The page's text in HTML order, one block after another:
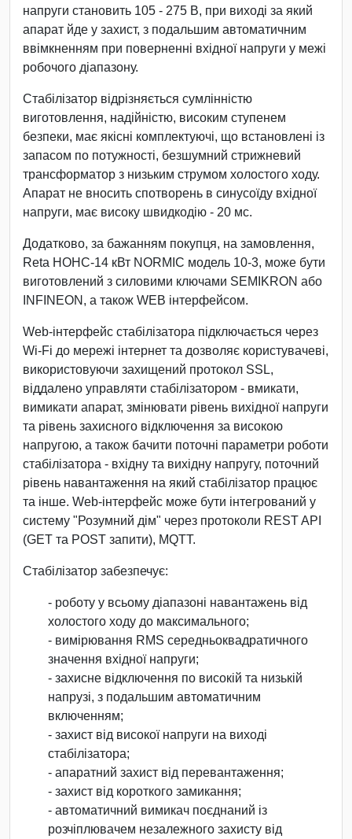
напруги становить 105 - 275 В, при виході за який
апарат йде у захист, з подальшим автоматичним
ввімкненням при поверненні вхідної напруги у межі
робочого діапазону.
Стабілізатор відрізняється сумлінністю
виготовлення, надійністю, високим ступенем
безпеки, має якісні комплектуючі, що встановлені із
запасом по потужності, безшумний стрижневий
трансформатор з низьким струмом холостого ходу.
Апарат не вносить спотворень в синусоїду вхідної
напруги, має високу швидкодію - 20 мс.
Додатково, за бажанням покупця, на замовлення,
Reta НОНС-14 кВт NORMIC модель 10-3, може бути
виготовлений з силовими ключами SEMIKRON або
INFINEON, а також WEB інтерфейсом.
Web-інтерфейс стабілізатора підключається через
Wi-Fi до мережі інтернет та дозволяє користувачеві,
використовуючи захищений протокол SSL,
віддалено управляти стабілізатором - вмикати,
вимикати апарат, змінювати рівень вихідної напруги
та рівень захисного відключення за високою
напругою, а також бачити поточні параметри роботи
стабілізатора - вхідну та вихідну напругу, поточний
рівень навантаження на який стабілізатор працює
та інше. Web-інтерфейс може бути інтегрований у
систему "Розумний дім" через протоколи REST API
(GET та POST запити), MQTT.
Стабілізатор забезпечує:
- роботу у всьому діапазоні навантажень від
холостого ходу до максимального;
- вимірювання RMS середньоквадратичного
значення вхідної напруги;
- захисне відключення по високій та низькій
напрузі, з подальшим автоматичним
включенням;
- захист від високої напруги на виході
стабілізатора;
- апаратний захист від перевантаження;
- захист від короткого замикання;
- автоматичний вимикач поєднаний із
розчіплювачем незалежного захисту від